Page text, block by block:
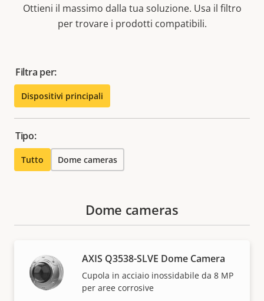
Ottieni il massimo dalla tua soluzione. Usa il filtro
per trovare i prodotti compatibili.
Filtra per:
Dispositivi principali
Tipo:
Tutto Dome cameras
Dome cameras
AXIS Q3538-SLVE Dome Camera
Cupola in acciaio inossidabile da 8 MP
per aree corrosive